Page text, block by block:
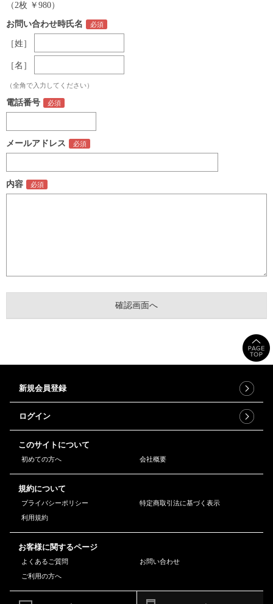
（2枚 ￥980）
お問い合わせ時氏名
［姓］
［名］
（全角で入力してください）
電話番号
メールアドレス
内容
新規会員登録
ログイン
このサイトについて
初めての方へ 会社概要
規約について
プライバシーポリシー
特定商取引法に基づく表示
利用規約
お客様に関するページ
よくあるご質問
お問い合わせ
ご利用の方へ